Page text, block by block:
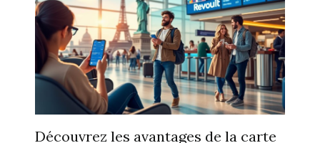
Découvrez les avantages de la carte